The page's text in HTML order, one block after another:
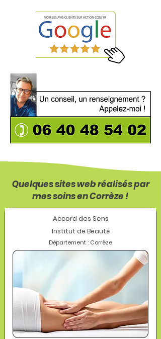
Quelques sites web réalisés par
mes soins en Corrèze !
Accord des Sens
Institut de Beauté
Département : Corrèze